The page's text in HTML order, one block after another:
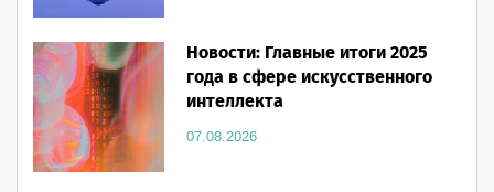
Новости: Главные итоги 2025
года в сфере искусственного
интеллекта
07.08.2026